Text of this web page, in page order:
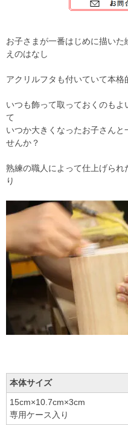
お子さまが一番はじめに描い
えのはなし
アクリルフタも付いていて本格
いつも飾って取っておくのも
て
いつか大きくなったお子さん
せんか？
熟練の職人によって仕上げら
り
本体サイズ
15cm×10.7cm×3cm
専用ケース入り